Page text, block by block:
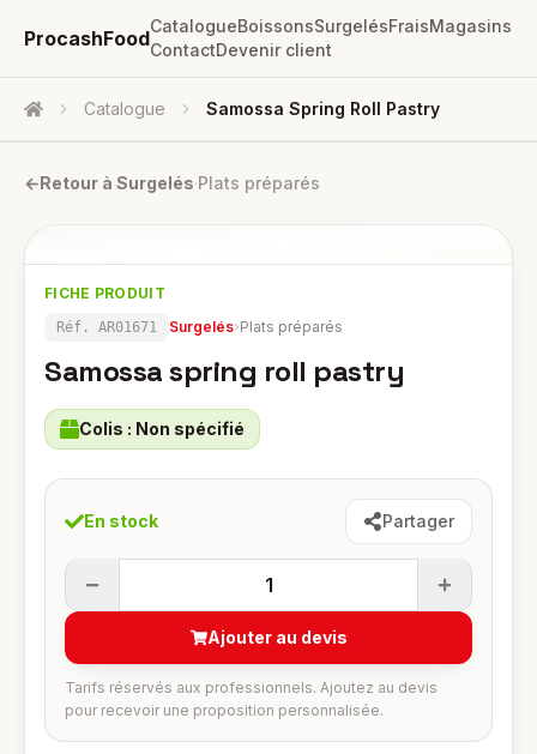
ProcashFood
CatalogueBoissonsSurgelésFraisMagasins
ContactDevenir client
Accueil Catalogue Samossa Spring Roll Pastry
←Retour à Surgelés·Plats préparés
FICHE PRODUIT
Réf. AR01671 Surgelés›Plats préparés
Samossa spring roll pastry
Colis : Non spécifié
En stock Partager
1
Ajouter au devis
Tarifs réservés aux professionnels. Ajoutez au devis
pour recevoir une proposition personnalisée.